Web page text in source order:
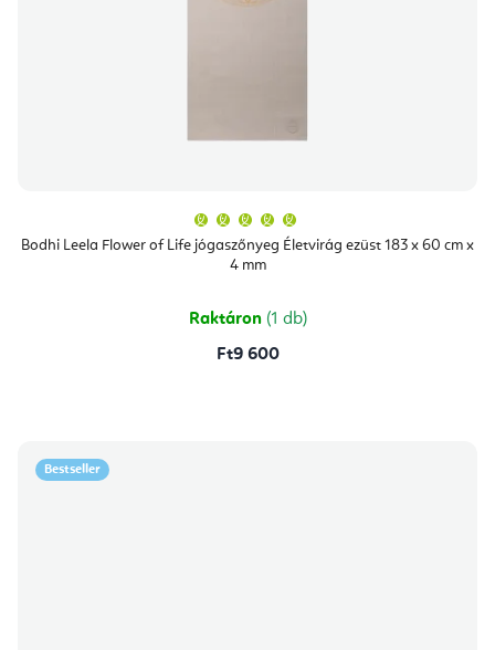
Bodhi Leela Flower of Life jógaszőnyeg Életvirág ezüst 183 x 60 cm x
4 mm
átlagos
értékelése
csillag.
Raktáron (1 db)
Ft9 600
Bestseller